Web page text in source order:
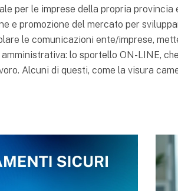
per le imprese della propria
e promozione del mercato per
le comunicazioni ente/imprese,
lo sportello ON-LINE,
Alcuni di questi, come la visura